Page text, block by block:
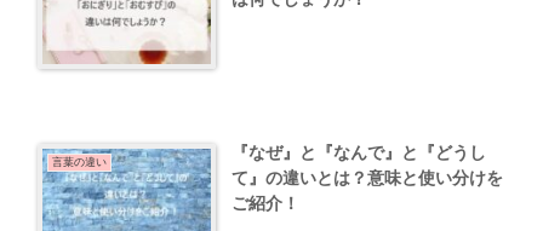
言葉の違い
『なぜ』と『なんで』と『どうし
て』の違いとは？意味と使い分けを
ご紹介！